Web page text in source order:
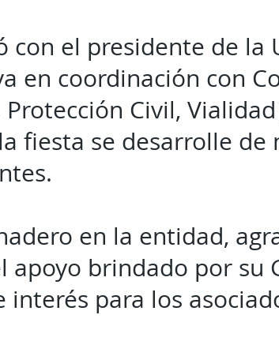
con el presidente de la
en coordinación con
Civil,
fiesta se desarrolle de
en la entidad,
apoyo brindado por su
interés para los